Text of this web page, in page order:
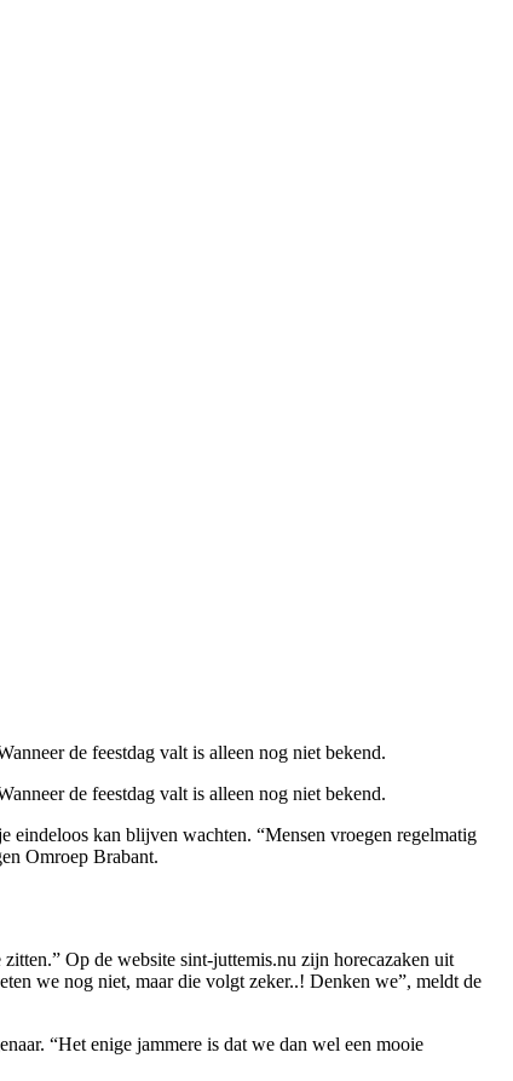
de feestdag valt is alleen nog niet bekend.
de feestdag valt is alleen nog niet bekend.
eindeloos kan blijven wachten. “Mensen vroegen regelmatig
Omroep Brabant.
Op de website sint-juttemis.nu zijn horecazaken uit
we nog niet, maar die volgt zeker..! Denken we”, meldt de
“Het enige jammere is dat we dan wel een mooie